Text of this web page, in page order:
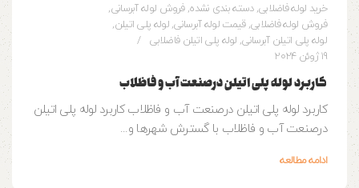
خرید لوله فاضلابی,دسته بندی نشده,فروش لوله آبرسانی,
فروش لوله فاضلابی,قیمت لوله آبرسانی,لوله پلی اتیلن,
لوله پلی اتیلن آبرسانی, لوله پلی اتیلن فاضلابی
19 ژوئن 2024
کاربرد لوله پلی اتیلن درصنعت آب و فاظلاب
کاربرد لوله پلی اتیلن درصنعت آب و فاظلاب کاربرد لوله پلی اتیلن
درصنعت آب و فاظلاب با گسترش شهرها و...
ادامه مطالعه